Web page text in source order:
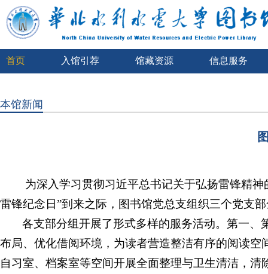
首页 入馆引荐 馆藏资源 信息服务
本馆新闻
为深入学习贯彻习近平总书记关于弘扬雷锋精
雷锋纪念日”到来之际，图书馆党总支组织三个党支
各支部分组开展了形式多样的服务活动。第一
布局、优化借阅环境，为读者营造整洁有序的阅读
自习室、档案室等空间开展全面整理与卫生清洁，